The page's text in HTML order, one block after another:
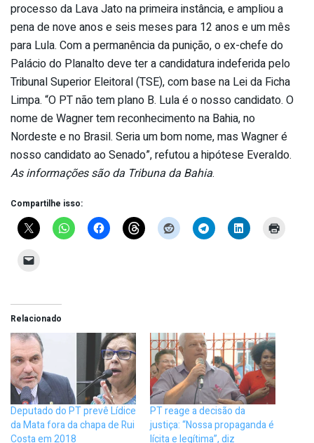
processo da Lava Jato na primeira instância, e ampliou a
pena de nove anos e seis meses para 12 anos e um mês
para Lula. Com a permanência da punição, o ex-chefe do
Palácio do Planalto deve ter a candidatura indeferida pelo
Tribunal Superior Eleitoral (TSE), com base na Lei da Ficha
Limpa. “O PT não tem plano B. Lula é o nosso candidato. O
nome de Wagner tem reconhecimento na Bahia, no
Nordeste e no Brasil. Seria um bom nome, mas Wagner é
nosso candidato ao Senado”, refutou a hipótese Everaldo.
As informações são da Tribuna da Bahia.
Compartilhe isso:
Relacionado
Deputado do PT prevê Lídice
da Mata fora da chapa de Rui
Costa em 2018
PT reage a decisão da
justiça: “Nossa propaganda é
lícita e legítima”, diz